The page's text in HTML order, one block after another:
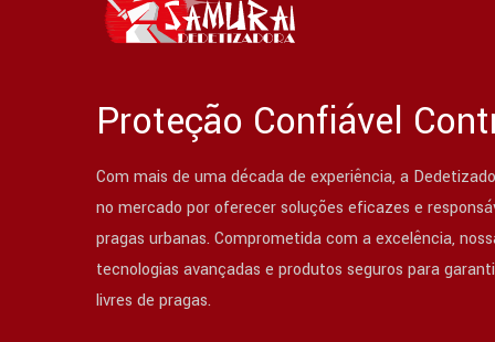
Proteção Confiável
Com mais de uma década de experiência, a
no mercado por oferecer soluções eficazes e
pragas urbanas. Comprometida com a excelência,
tecnologias avançadas e produtos seguros para
livres de pragas.